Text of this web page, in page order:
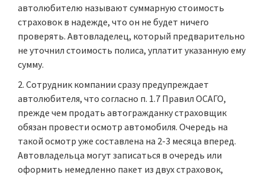
автолюбителю называют суммарную стоимость
страховок в надежде, что он не будет ничего
проверять. Автовладелец, который предварительно
не уточнил стоимость полиса, уплатит указанную ему
сумму.
Сотрудник компании сразу предупреждает
автолюбителя, что согласно п. 1.7 Правил ОСАГО,
прежде чем продать автогражданку страховщик
обязан провести осмотр автомобиля. Очередь на
такой осмотр уже составлена на 2-3 месяца вперед.
Автовладельца могут записаться в очередь или
оформить немедленно пакет из двух страховок,